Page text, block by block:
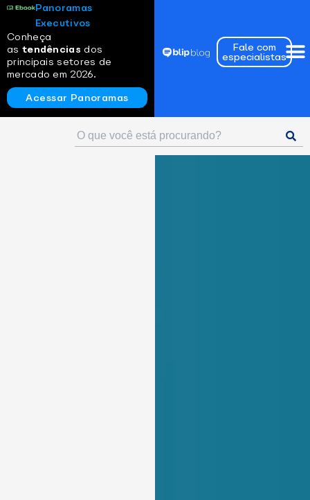
Panoramas
Executivos
Conheça
as tendências dos
principais setores de
mercado em 2026.
Acessar Panoramas
Fale com
especialistas